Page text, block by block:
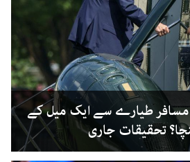
مسافر طیارے سے ایک میل کے
تحقیقات جاری